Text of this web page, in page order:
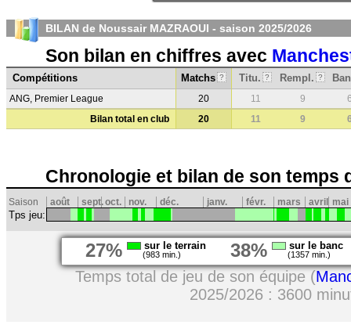
BILAN de Noussair MAZRAOUI - saison 2025/2026
Son bilan en chiffres avec
Compétitions Matchs ? Titu. ? Rempl. ?
ANG, Premier League 20 11 9
Bilan total en club
20 11 9
Chronologie et bilan de son temps
Saison août sept.oct. nov. déc. janv. févr. mars avril mai
Tps jeu:
27% sur le terrain
(983 min.) 38% sur le banc
(1357 min.)
Temps total de jeu de son équipe (
2025/2026 : 3600